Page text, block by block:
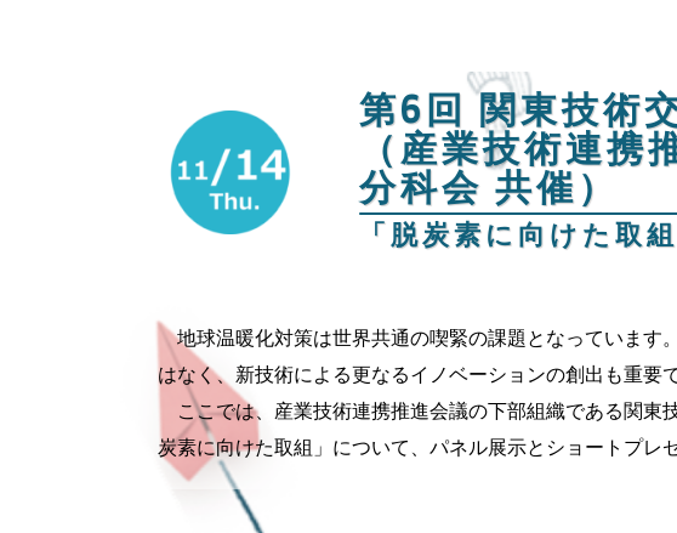
第6回 関東技術
（産業技術連携
分科会 共催）
「脱炭素
地球温暖化対策は世界共通の喫緊の課題となっています
はなく、新技術による更なるイノベーションの創出も重要で
ここでは、産業技術連携推進会議の下部組織である関東
炭素に向けた取組」について、パネル展示とショートプレ